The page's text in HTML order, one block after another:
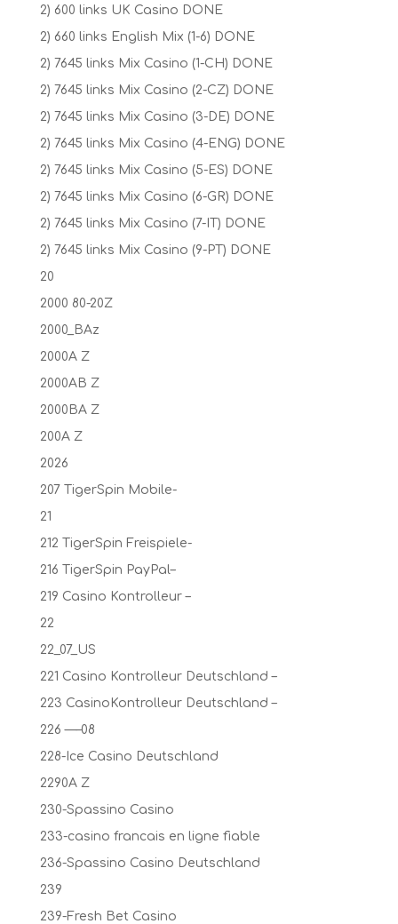
2) 600 links UK Casino DONE
2) 660 links English Mix (1-6) DONE
2) 7645 links Mix Casino (1-CH) DONE
2) 7645 links Mix Casino (2-CZ) DONE
2) 7645 links Mix Casino (3-DE) DONE
2) 7645 links Mix Casino (4-ENG) DONE
2) 7645 links Mix Casino (5-ES) DONE
2) 7645 links Mix Casino (6-GR) DONE
2) 7645 links Mix Casino (7-IT) DONE
2) 7645 links Mix Casino (9-PT) DONE
20
2000 80-20Z
2000_BAz
2000A Z
2000AB Z
2000BA Z
200A Z
2026
207 TigerSpin Mobile-
21
212 TigerSpin Freispiele-
216 TigerSpin PayPal–
219 Casino Kontrolleur –
22
22_07_US
221 Casino Kontrolleur Deutschland –
223 CasinoKontrolleur Deutschland –
226 —–08
228-Ice Casino Deutschland
2290A Z
230-Spassino Casino
233-casino francais en ligne fiable
236-Spassino Casino Deutschland
239
239-Fresh Bet Casino